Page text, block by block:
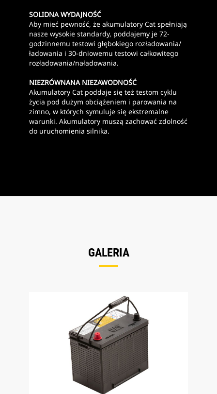
SOLIDNA WYDAJNOŚĆ
Aby mieć pewność, że akumulatory Cat spełniają
nasze wysokie standardy, poddajemy je 72-
godzinnemu testowi głębokiego rozładowania/
ładowania i 30-dniowemu testowi całkowitego
rozładowania/naładowania.
NIEZRÓWNANA NIEZAWODNOŚĆ
Akumulatory Cat poddaje się też testom cyklu
życia pod dużym obciążeniem i parowania na
zimno, w których symuluje się ekstremalne
warunki. Akumulatory muszą zachować zdolność
do uruchomienia silnika.
GALERIA